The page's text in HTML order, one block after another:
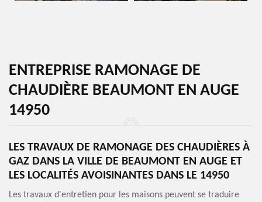
ENTREPRISE RAMONAGE DE
CHAUDIÈRE BEAUMONT EN AUGE
14950
LES TRAVAUX DE RAMONAGE DES CHAUDIÈRES À
GAZ DANS LA VILLE DE BEAUMONT EN AUGE ET
LES LOCALITÉS AVOISINANTES DANS LE 14950
Les travaux d'entretien pour les maisons peuvent se traduire